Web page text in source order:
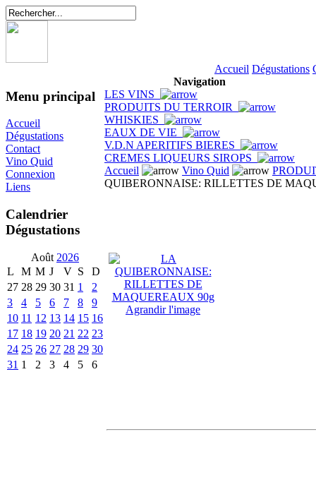
Accueil Dégustations
Menu principal
Accueil
Dégustations
Contact
Vino Quid
Connexion
Liens
Calendrier
Dégustations
Août 2026
L
M M J V S
D
27 28 29 30 31 1
2
3
4 5 6 7 8
9
10 11 12 13 14 15 16
17 18 19 20 21 22 23
24 25 26 27 28 29 30
31 1 2 3 4 5 6
Navigation
LES VINS
PRODUITS DU TERROIR
WHISKIES
EAUX DE VIE
V.D.N APERITIFS BIERES
CREMES LIQUEURS SIROPS
Accueil
Vino Quid
QUIBERONNAISE: RILLETTES DE
Agrandir l'image